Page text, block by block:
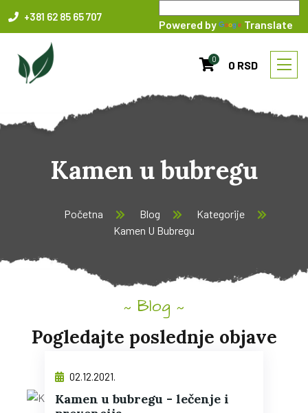
+381 62 85 65 707
Powered by Translate
0 0 RSD
Kamen u bubregu
Početna Blog
Kategorije
Kamen U Bubregu
Blog
Pogledajte poslednje objave
02.12.2021.
Kamen u bubregu - lečenje i